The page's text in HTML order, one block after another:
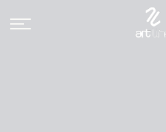
Panneau de gestion des